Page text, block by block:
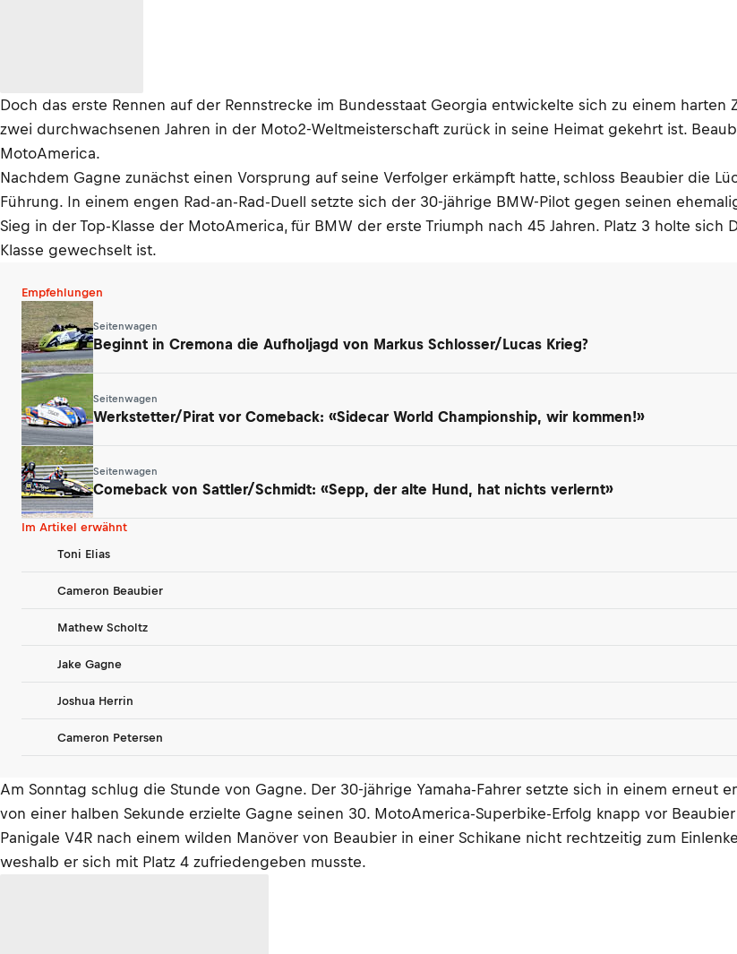
Doch das erste Rennen auf der Rennstrecke im Bundesstaat Georgia entwickelte sich zu einem
zwei durchwachsenen Jahren in der Moto2-Weltmeisterschaft zurück in seine Heimat gekehrt ist.
MotoAmerica.
Nachdem Gagne zunächst einen Vorsprung auf seine Verfolger erkämpft hatte, schloss Beaubier die
Führung. In einem engen Rad-an-Rad-Duell setzte sich der 30-jährige BMW-Pilot gegen seinen
Sieg in der Top-Klasse der MotoAmerica, für BMW der erste Triumph nach 45 Jahren. Platz 3 holte sich
Klasse gewechselt ist.
Empfehlungen
Seitenwagen
Beginnt in Cremona die Aufholjagd von Markus Schlosser/Lucas Krieg?
Seitenwagen
Werkstetter/Pirat vor Comeback: «Sidecar World Championship, wir kommen!»
Seitenwagen
Comeback von Sattler/Schmidt: «Sepp, der alte Hund, hat nichts verlernt»
Im Artikel erwähnt
Toni Elias
Cameron Beaubier
Mathew Scholtz
Jake Gagne
Joshua Herrin
Cameron Petersen
Am Sonntag schlug die Stunde von Gagne. Der 30-jährige Yamaha-Fahrer setzte sich in einem erneut
von einer halben Sekunde erzielte Gagne seinen 30. MotoAmerica-Superbike-Erfolg knapp vor
Panigale V4R nach einem wilden Manöver von Beaubier in einer Schikane nicht rechtzeitig zum
weshalb er sich mit Platz 4 zufriedengeben musste.